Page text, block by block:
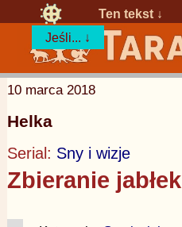
Ten tekst ↓
Jeśli... ↓
10 marca 2018
Helka
Serial: Sny i wizje
Zbieranie jabłek